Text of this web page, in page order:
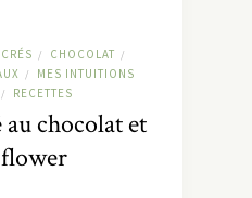
/ CHOCOLAT /
/
MES INTUITIONS
/ RECETTES
chocolat et